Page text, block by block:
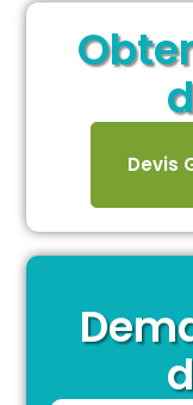
Devis